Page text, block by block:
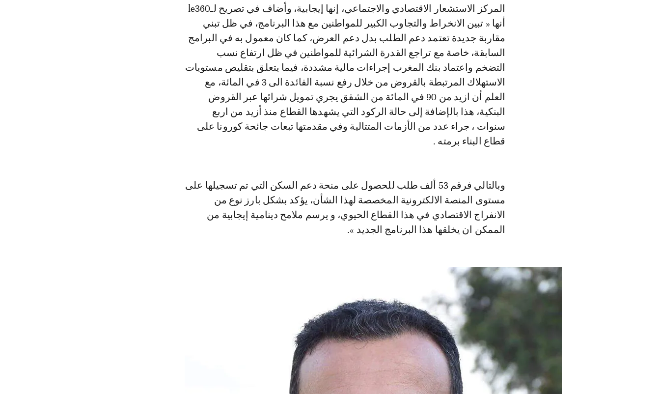
المركز الاستشعار الاقتصادي والاجتماعي، إنها إيجابية، وأضاف في تصريح لـle360
أنها « تبين الانخراط والتجاوب الكبير للمواطنين مع هذا البرنامج، في ظل تبني
مقاربة جديدة تعتمد دعم الطلب بدل دعم العرض، كما كان معمول به في البرامج
السابقة، خاصة مع تراجع القدرة الشرائية للمواطنين في ظل ارتفاع نسب
التضخم واعتماد بنك المغرب إجراءات مالية مشددة، فيما يتعلق بتقليص مستويات
الاستهلاك المرتبطة بالقروض من خلال رفع نسبة الفائدة الى 3 في المائة، مع
العلم أن ازيد من 90 في المائة من الشقق يجري تمويل شرائها عبر القروض
البنكية، هذا بالإضافة إلى حالة الركود التي يشهدها القطاع منذ أزيد من اربع
سنوات ، جراء عدد من الأزمات المتتالية وفي مقدمتها تبعات جائحة كورونا على
قطاع البناء برمته .
وبالتالي فرقم 53 ألف طلب للحصول على منحة دعم السكن التي تم تسجيلها على
مستوى المنصة الالكترونية المخصصة لهذا الشأن، يؤكد بشكل بارز نوع من
الانفراج الاقتصادي في هذا القطاع الحيوي، و يرسم ملامح دينامية إيجابية من
الممكن ان يخلقها هذا البرنامج الجديد ».